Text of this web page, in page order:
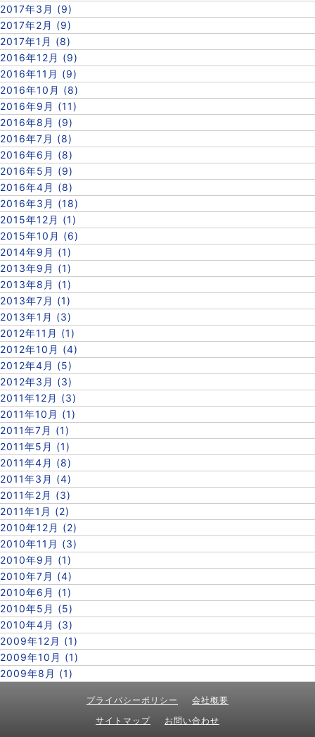
2017年3月 (9)
2017年2月 (9)
2017年1月 (8)
2016年12月 (9)
2016年11月 (9)
2016年10月 (8)
2016年9月 (11)
2016年8月 (9)
2016年7月 (8)
2016年6月 (8)
2016年5月 (9)
2016年4月 (8)
2016年3月 (18)
2015年12月 (1)
2015年10月 (6)
2014年9月 (1)
2013年9月 (1)
2013年8月 (1)
2013年7月 (1)
2013年1月 (3)
2012年11月 (1)
2012年10月 (4)
2012年4月 (5)
2012年3月 (3)
2011年12月 (3)
2011年10月 (1)
2011年7月 (1)
2011年5月 (1)
2011年4月 (8)
2011年3月 (4)
2011年2月 (3)
2011年1月 (2)
2010年12月 (2)
2010年11月 (3)
2010年9月 (1)
2010年7月 (4)
2010年6月 (1)
2010年5月 (5)
2010年4月 (3)
2009年12月 (1)
2009年10月 (1)
2009年8月 (1)
プライバシーポリシー
会社概要
サイトマップ
お問い合わせ